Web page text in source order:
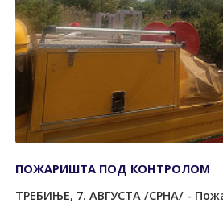
ПОЖАРИШТА ПОД КОНTРОЛОМ
ТРЕБИЊЕ, 7. АВГУСТА /СРНА/ -